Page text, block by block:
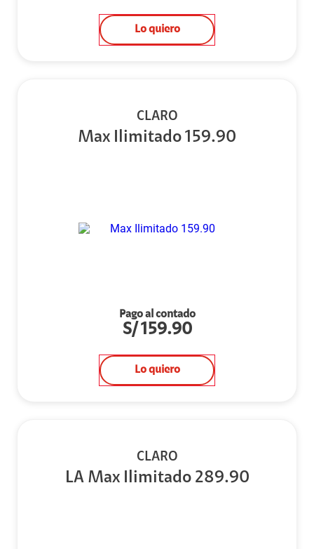
Lo quiero
CLARO
Max Ilimitado 159.90
Pago al contado
S/159.90
Lo quiero
CLARO
LA Max Ilimitado 289.90